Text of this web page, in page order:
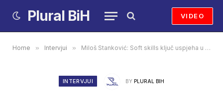
Plural BiH VIDEO
Home » Intervjui » Miloš Stanković: Soft skills ključ uspjeha u poslu i životu
INTERVJUI BY PLURAL BIH